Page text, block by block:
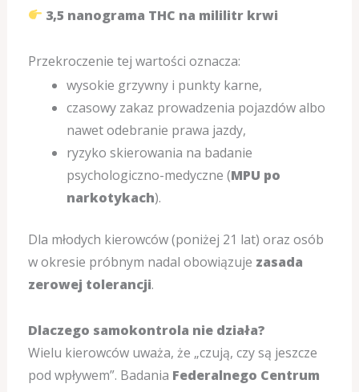
3,5 nanograma THC na mililitr krwi
Przekroczenie tej wartości oznacza:
wysokie grzywny i punkty karne,
czasowy zakaz prowadzenia pojazdów albo
nawet odebranie prawa jazdy,
ryzyko skierowania na badanie
psychologiczno-medyczne (MPU po
narkotykach).
Dla młodych kierowców (poniżej 21 lat) oraz osób
w okresie próbnym nadal obowiązuje zasada
zerowej tolerancji.
Dlaczego samokontrola nie działa?
Wielu kierowców uważa, że „czują, czy są jeszcze
pod wpływem”. Badania Federalnego Centrum